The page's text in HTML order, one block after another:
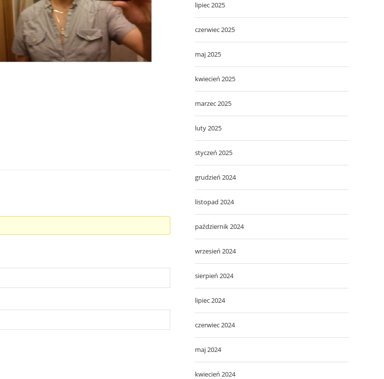
lipiec 2025
czerwiec 2025
maj 2025
kwiecień 2025
marzec 2025
luty 2025
styczeń 2025
grudzień 2024
listopad 2024
październik 2024
wrzesień 2024
sierpień 2024
lipiec 2024
czerwiec 2024
maj 2024
kwiecień 2024